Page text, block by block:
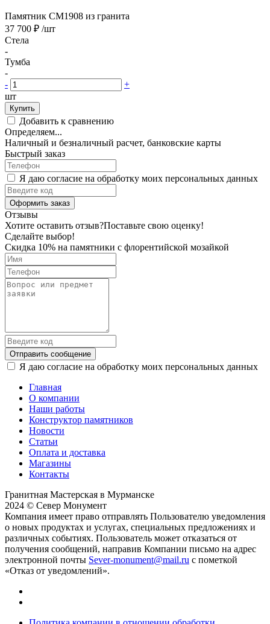
Памятник CM1908 из гранита
37 700 ₽ /шт
Стела
-
Тумба
-
-
+
шт
Купить
Добавить к сравнению
Определяем...
Наличный и безналичный расчет, банковские карты
Быстрый заказ
Я даю согласие на обработку моих персональных данных
Оформить заказ
Отзывы
Хотите оставить отзыв?Поставьте свою оценку!
Сделайте выбор!
Скидка 10% на памятники с флорентийской мозайкой
Отправить сообщение
Я даю согласие на обработку моих персональных данных
Главная
О компании
Наши работы
Конструктор памятников
Новости
Статьи
Оплата и доставка
Магазины
Контакты
Гранитная Мастерская в Мурманске
2024 © Север Монумент
Компания имеет право отправлять Пользователю уведомления
о новых продуктах и услугах, специальных предложениях и
различных событиях. Пользователь может отказаться от
получения сообщений, направив Компании письмо на адрес
электронной почты Sever-monument@mail.ru с пометкой
«Отказ от уведомлений».